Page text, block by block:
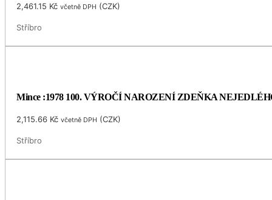
2,461.15 Kč včetně DPH (CZK)
Stříbro
Mince :1978 100. VÝROČÍ NAROZENÍ ZDEŇKA
2,115.66 Kč včetně DPH (CZK)
Stříbro